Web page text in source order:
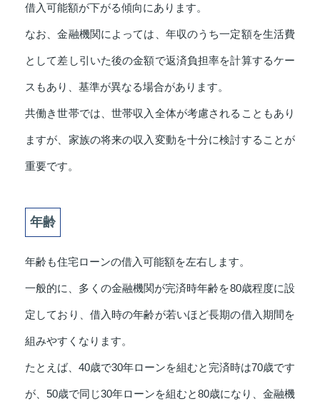
借入可能額が下がる傾向にあります。
なお、金融機関によっては、年収のうち一定額を生活費
として差し引いた後の金額で返済負担率を計算するケー
スもあり、基準が異なる場合があります。
共働き世帯では、世帯収入全体が考慮されることもあり
ますが、家族の将来の収入変動を十分に検討することが
重要です。
年齢
年齢も住宅ローンの借入可能額を左右します。
一般的に、多くの金融機関が完済時年齢を80歳程度に設
定しており、借入時の年齢が若いほど長期の借入期間を
組みやすくなります。
たとえば、40歳で30年ローンを組むと完済時は70歳です
が、50歳で同じ30年ローンを組むと80歳になり、金融機